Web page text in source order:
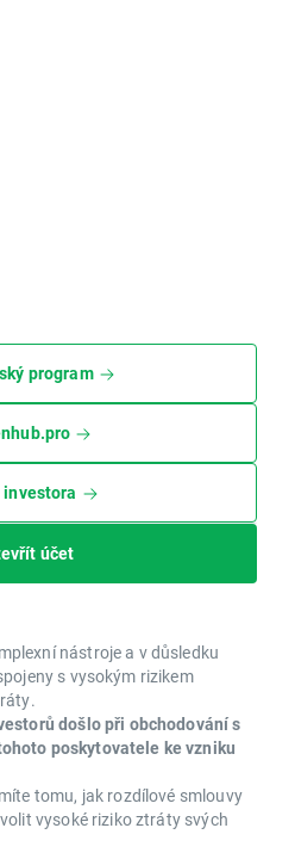
program
účet
nástroje a v důsledku
s vysokým rizikem
došlo při obchodování s
poskytovatele ke vzniku
tomu, jak rozdílové smlouvy
vysoké riziko ztráty svých